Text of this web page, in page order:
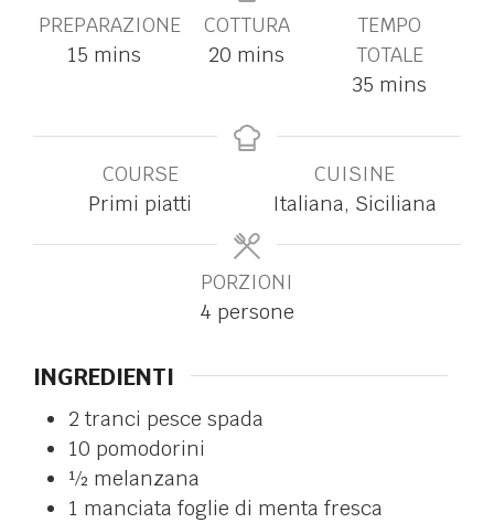
PREPARAZIONE
15 mins
COTTURA
20 mins
TEMPO
TOTALE
35 mins
COURSE
Primi piatti
CUISINE
Italiana, Siciliana
PORZIONI
4 persone
INGREDIENTI
2 tranci pesce spada
10 pomodorini
½ melanzana
1 manciata foglie di menta fresca